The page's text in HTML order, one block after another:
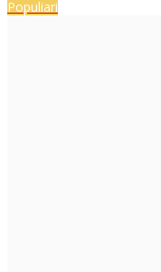
Populiari